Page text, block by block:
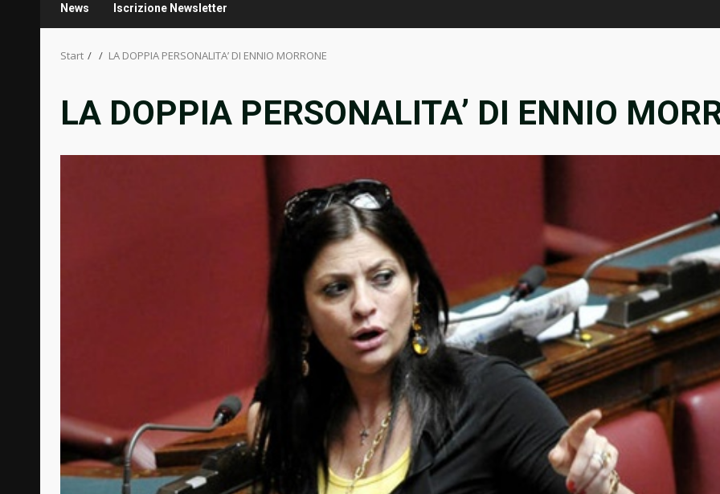
News Iscrizione Newsletter
Start LA DOPPIA PERSONALITA’ DI ENNIO MORRONE
LA DOPPIA PERSONALITA’ DI ENNIO